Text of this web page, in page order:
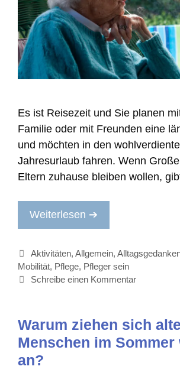
Es ist Reisezeit und Sie planen
Familie oder mit Freunden eine
und möchten in den
Jahresurlaub fahren. Wenn
Eltern zuhause bleiben wollen,
Weiterlesen ➔
Kategorien
Aktivitäten,Allgemein,
Mobilität, Pflege, Pfleger sein
Schreibe einen Kommentar
Warum ziehen sich alte
Menschen im Sommer
an?